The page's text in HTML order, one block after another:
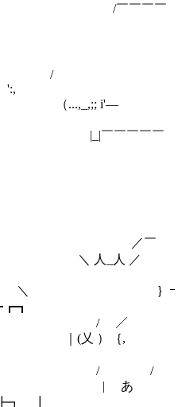
｢i /￣￣￣￣
ﾉ /
...,_,;; i'―
￣￣￣￣
￣
＼ 人_人 ／
＼ ｝ｰ
｜(乂 ）｛,
/
ヽ | あ
┃